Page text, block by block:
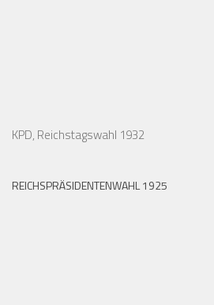
KPD, Reichstagswahl 1932
REICHSPRÄSIDENTENWAHL 1925